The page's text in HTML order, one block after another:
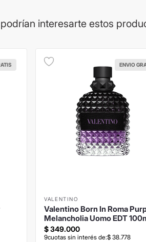
interesarte estos
ENVIO
VALENTINO
Valentino Born In Roma
Melancholia Uomo EDT
$349.000
9cuotas sin interés de:$ 38.778